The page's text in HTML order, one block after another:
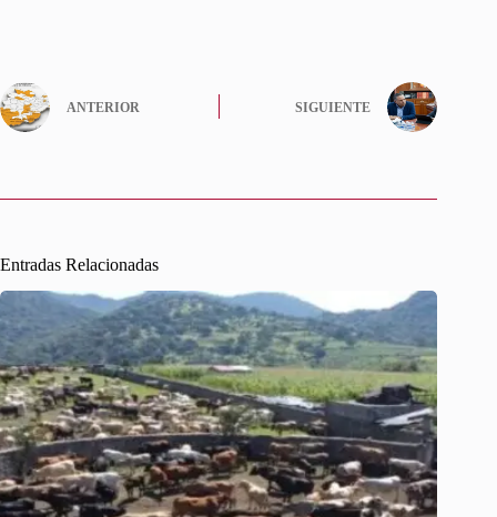
ANTERIOR SIGUIENTE
Entradas Relacionadas